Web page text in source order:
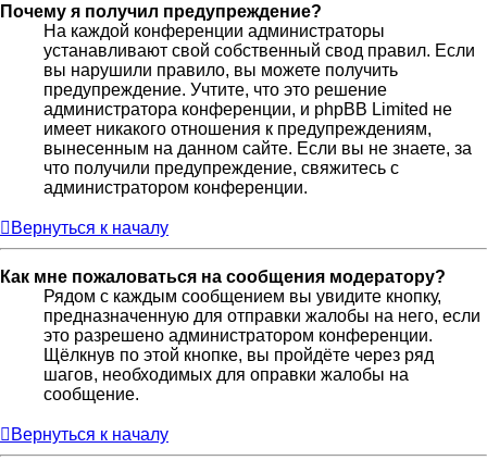
Почему я получил предупреждение?
На каждой конференции администраторы
устанавливают свой собственный свод правил. Если
вы нарушили правило, вы можете получить
предупреждение. Учтите, что это решение
администратора конференции, и phpBB Limited не
имеет никакого отношения к предупреждениям,
вынесенным на данном сайте. Если вы не знаете, за
что получили предупреждение, свяжитесь с
администратором конференции.
Вернуться к началу
Как мне пожаловаться на сообщения модератору?
Рядом с каждым сообщением вы увидите кнопку,
предназначенную для отправки жалобы на него, если
это разрешено администратором конференции.
Щёлкнув по этой кнопке, вы пройдёте через ряд
шагов, необходимых для оправки жалобы на
сообщение.
Вернуться к началу